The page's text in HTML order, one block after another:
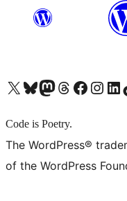
X (旧 Twitter) アカウントへBluesky アカウントへMastodon アカウントへThreads アカウントへ Facebook ページへInstagram アカウントへ LinkedIn アカウントへ
Code is Poetry.
The WordPress®
of the WordPress